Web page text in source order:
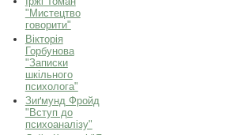
"Мистецтво
говорити"
Вікторія
Горбунова
"Записки
шкільного
психолога"
Зиґмунд Фройд
"Вступ до
психоаналізу"